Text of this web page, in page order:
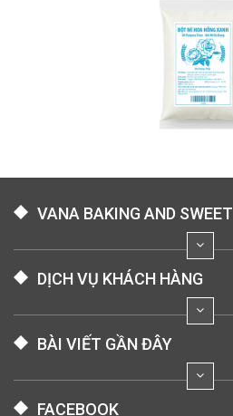
VANA BAKING AND SWEET
DỊCH VỤ KHÁCH HÀNG
BÀI VIẾT GẦN ĐÂY
FACEBOOK